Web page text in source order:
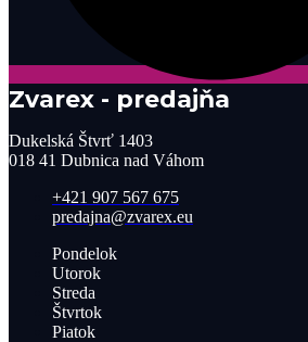
Zvarex - predajňa
Dukelská Štvrť 1403
018 41 Dubnica nad Váhom
+421 907 567 675
predajna@zvarex.eu
Pondelok
Utorok
Streda
Štvrtok
Piatok